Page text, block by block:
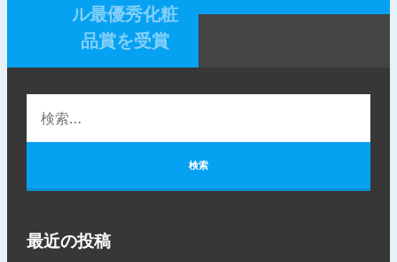
ル最優秀化粧
品賞を受賞
最近の投稿